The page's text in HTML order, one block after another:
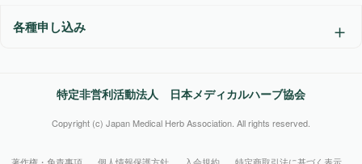
各種申し込み
特定非営利活動法人 日本メディカルハーブ協会
Copyright (c) Japan Medical Herb Association. All rights reserved.
著作権・免責事項 個人情報保護方針 入会規約 特定商取引法に基づく表示